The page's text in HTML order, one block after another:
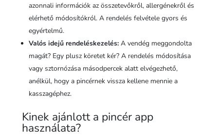
azonnali információk az összetevőkről, allergénekről és
elérhető módosítókról. A rendelés felvétele gyors és
egyértelmű.
Valós idejű rendeléskezelés:A vendég meggondolta
magát? Egy plusz köretet kér? A rendelés módosítása
vagy sztornózása másodpercek alatt elvégezhető,
anélkül, hogy a pincérnek vissza kellene mennie a
kasszagéphez.
Kinek ajánlott a pincér app
használata?